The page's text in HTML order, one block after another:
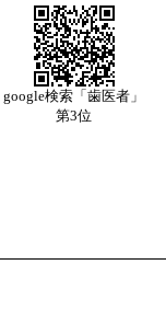
google検索「歯医者」
第3位